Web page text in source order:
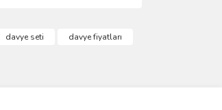
davye seti
davye fiyatları